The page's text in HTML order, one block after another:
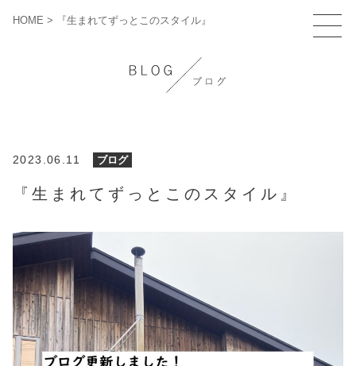
HOME > 『生まれてずっとこのスタイル』
2023.06.11 ブログ
『生まれてずっとこのスタイル』